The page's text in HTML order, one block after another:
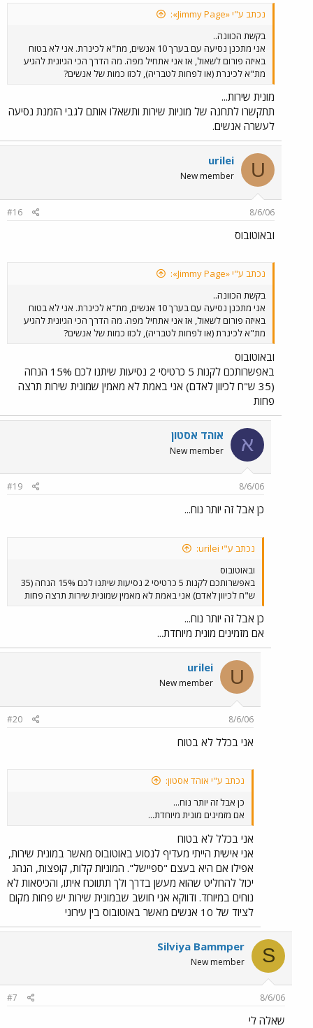
נכתב ע"י «Jimmy Page»:
בקשת הכוונה..
אני מתכנן נסיעה עם בערך 10 אנשים, מת"א לכינרת. אני לא בטוח
באיזה פורום לשאול, אז אני אתחיל מפה. מה הדרך הכי הגיונית להגיע
מת"א לכינרת (או לפחות לטבריה), לכזו כמות של אנשים?
מונית שירות...
תתקשרו לתחנה של מוניות שירות ותשאלו אותם לגבי הזמנת נסיעה
לעשרה אנשים.
U
urilei
New member
8/6/06
#16
ובאוטובוס
נכתב ע"י «Jimmy Page»:
בקשת הכוונה..
אני מתכנן נסיעה עם בערך 10 אנשים, מת"א לכינרת. אני לא בטוח
באיזה פורום לשאול, אז אני אתחיל מפה. מה הדרך הכי הגיונית להגיע
מת"א לכינרת (או לפחות לטבריה), לכזו כמות של אנשים?
ובאוטובוס
באפשרותכם לקנות 5 כרטיסי 2 נסיעות שיתנו לכם 15% הנחה
(35 ש"ח לכיוון לאדם) אני באמת לא מאמין שמונית שירות תרצה
פחות
א אוהד אסטון
New member
8/6/06
#19
כן אבל זה יותר נוח...
נכתב ע"י urilei:
ובאוטובוס
באפשרותכם לקנות 5 כרטיסי 2 נסיעות שיתנו לכם 15% הנחה (35
ש"ח לכיוון לאדם) אני באמת לא מאמין שמונית שירות תרצה פחות
כן אבל זה יותר נוח...
אם מזמינים מונית מיוחדת...
U
urilei
New member
8/6/06
#20
אני בכלל לא בטוח
נכתב ע"י אוהד אסטון:
כן אבל זה יותר נוח...
אם מזמינים מונית מיוחדת...
אני בכלל לא בטוח
אני אישית הייתי מעדיף לנסוע באוטובוס מאשר במונית שירות,
אפילו אם היא בעצם "ספיישל". המוניות קלות, קופצות, הנהג
יכול להחליט שהוא מעשן בדרך ולך תתווכח איתו, והכיסאות לא
נוחים במיוחד. ודווקא אני חושב שבמונית שירות יש פחות מקום
לציוד של 10 אנשים מאשר באוטובוס בין עירוני
S
Silviya Bammper
New member
8/6/06
#7
שאלה לי